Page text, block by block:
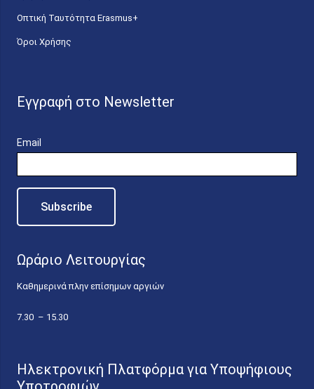
Οπτική Ταυτότητα Erasmus+
Όροι Χρήσης
Εγγραφή στο Newsletter
Email
Ωράριο Λειτουργίας
Καθημερινά πλην επίσημων αργιών
7.30 – 15.30
Ηλεκτρονική Πλατφόρμα για Υποψήφιους